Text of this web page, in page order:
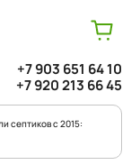
септиков с 2015:
+7 903 651 64 10
+7 920 213 66 45